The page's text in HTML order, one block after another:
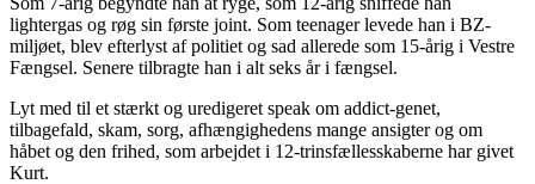
lightergas og røg sin første joint. Som teenager levede han i BZ-
miljøet, blev efterlyst af politiet og sad allerede som 15-årig i Vestre
Fængsel. Senere tilbragte han i alt seks år i fængsel.
Lyt med til et stærkt og uredigeret speak om addict-genet,
tilbagefald, skam, sorg, afhængighedens mange ansigter og om
håbet og den frihed, som arbejdet i 12-trinsfællesskaberne har givet
Kurt.